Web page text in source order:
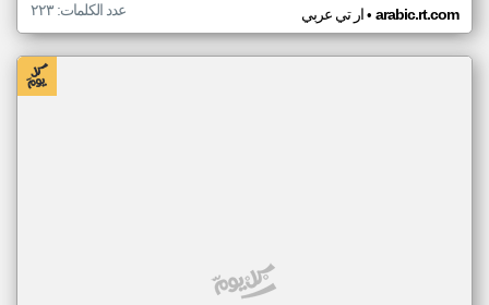
ار تي عربي• arabic.rt.com عدد الكلمات: ٢٢٣